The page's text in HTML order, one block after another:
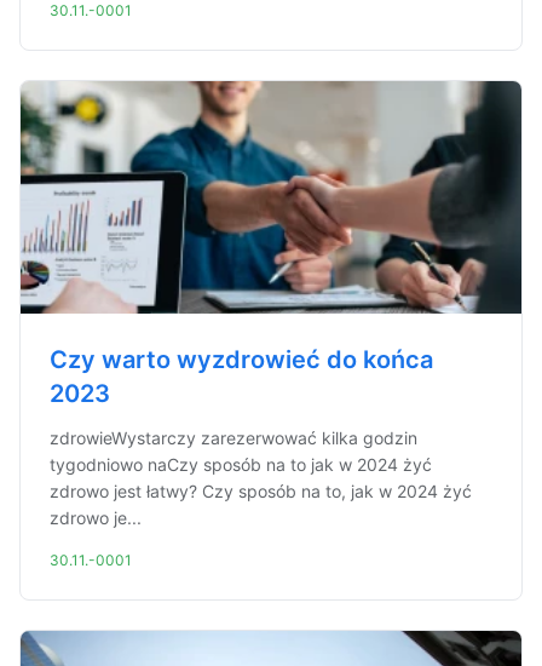
30.11.-0001
Czy warto wyzdrowieć do końca
2023
zdrowieWystarczy zarezerwować kilka godzin
tygodniowo naCzy sposób na to jak w 2024 żyć
zdrowo jest łatwy? Czy sposób na to, jak w 2024 żyć
zdrowo je...
30.11.-0001